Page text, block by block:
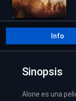
Info
Sinopsis
Alone es una